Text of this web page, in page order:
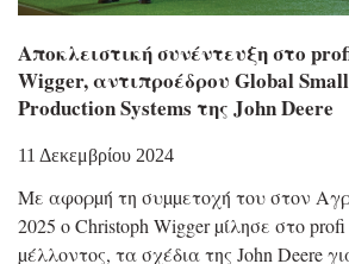
Αποκλειστική συνέντευξη στο
Wigger, αντιπροέδρου Global
Production Systems της John Deere
11 Δεκεμβρίου 2024
Με αφορµή τη συµµετοχή του στον
2025 ο Christoph Wigger µίλησε στο
µέλλοντος, τα σχέδια της John Deere